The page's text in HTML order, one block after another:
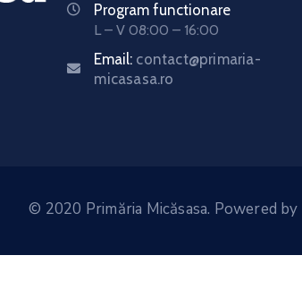
Program functionare
L – V 08:00 – 16:00
Email: contact@primaria-
micasasa.ro
© 2020 Primăria Micăsasa. Powered by